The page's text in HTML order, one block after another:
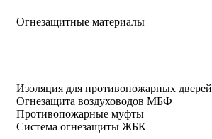
Огнезащитные материалы
Изоляция для противопожарных дверей
Огнезащита воздуховодов МБФ
Противопожарные муфты
Система огнезащиты ЖБК